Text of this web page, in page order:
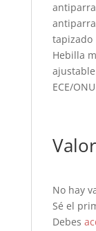
tapizado
Hebilla
ECE/
No hay
Sé el
Debes